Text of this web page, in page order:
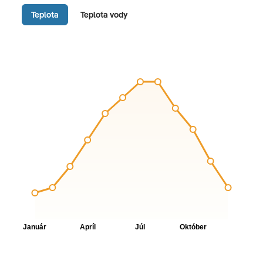
Teplota Teplota vody